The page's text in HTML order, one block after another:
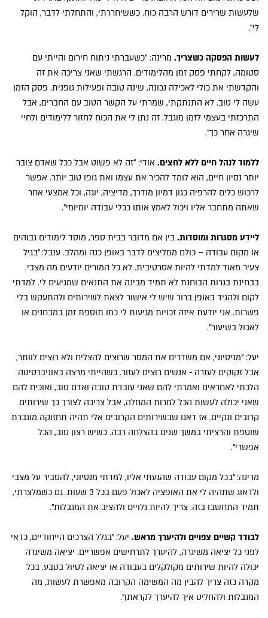
שלעשות שרירים דורש הרבה כוח. כששיחררתי, והתחלתי לדבר, הוקל
לי".
לעשות הפסקה כשצריך. מרינה: "כשעברתי ניתוח חירום והייתי עם
סטומה, לקחתי פסק זמן מהלימודים. הרגשתי שאני צריכה את זה
והקדשתי את כולי לאכילה נכונה, שינה טובה ופעילות גופנית. פסק הזמן
עשה לי טוב. לא התנתקתי, שמרתי על הקשר הטוב עם החברים, אבל
התרכזתי בעצמי לזמן מוגבל. זה נתן לי את הכוח לחזור ללימודים ולחיי
שיגרה אחר כך".
ללמוד לנהל חיים ללא לחצים. אודי: "זה לא פשוט אבל ככל שאדם צובר
יותר נסיון חיים, הוא לומד להכיר את עצמו ואת גופו טוב יותר. אפשר
לרכוש כלים להרפיה כגון דמיון מודרך, מדיציה, יוגה, וכל אמצעי אחר
שאתה מתחבר אליו ויכול לאמץ אותו ככלי עבודה יומיומי".
ליידע מסגרות ומוסדות. בין אם מדובר בבית ספר, מוסד לימודים גבוהים
או מקום עבודה – כולם ממליצים לדבר באופן כנה ומהלב. ענבל: "בגיל
צעיר מאוד למדתי להיות אסרטיבית. לא כל המורים יודעים מה מצבי.
בבחינת בגרות הבוחנת לא תמיד מבינה את התנאים שמגיעים לי. למדתי
לקום ולהגיד באופן ברור שיש לי אישור לצאת לשירותים ולהתעקש בלי
פשרות. אני יודעת איזה זכויות מגיעות לי כמו תוספת זמן במבחנים או
לאכול בשיעור".
יעל: "מניסיוני, אם משדרים את המסר שרוצים להצליח ולא רוצים לוותר,
אבל זקוקים לעזרה - אנשים רוצים לעזור. כשהייתי מרצה באוניברסיטה
הלכתי לאחראים ואמרתי להם שאני עובדת טובה ואדם טוב, ואוכיח להם
שאני יכולה לעשות הכל למרות המחלה, אבל צריכה לצורך כך שירותים
קרובים ונקיים. אז דאגו שבשירותים הקרובים אלי תהיה תחזוקה מוגברת
שוטפת והרציתי במשך שנים בהצלחה רבה. כשיש רצון טוב, הכל
אפשרי".
מרינה: "בכל מקום עבודה שהגעתי אליו, למדתי מנסיוני, להסביר על מצבי
ולדאוג שתהיה לי את האופציה לאכול פעם בכל 3 שעות. גם כשמלצרתי,
תמיד התחשבו בזה. צריך להיות גלויים ולהציב את המגבלות".
לבודד קשיים צפויים ולהיערך מראש. יעל: "בגלל הצרכים הייחודיים, כדאי
לפני כל יציאה משיגרה, להיערך לתרחישים אפשריים. יציאה משיגרה
יכולה להיות שירותים מקולקלים בעבודה או יציאה לטיול בטבע. בכל
מקרה כזה צריך להבין מה המשימה הקרובה מאפשרת לעשות, מה
המגבלות ולהחליט איך להיערך לקראתן".